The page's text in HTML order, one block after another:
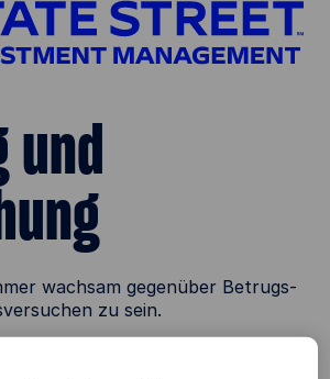
und
wachsam gegenüber Betrugs-
zu sein.